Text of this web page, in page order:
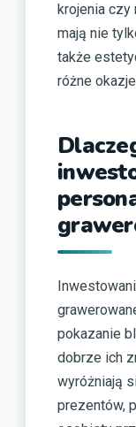
krojenia czy
mają nie
także
różne
pokazanie
dobrze ich
wyróżniają
prezentów,